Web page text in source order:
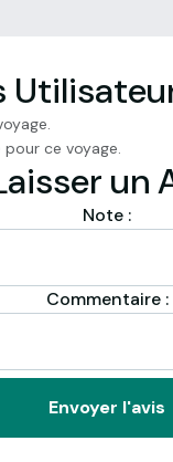
ce voyage.
un
Note :
Commentaire :
Envoyer l'avis